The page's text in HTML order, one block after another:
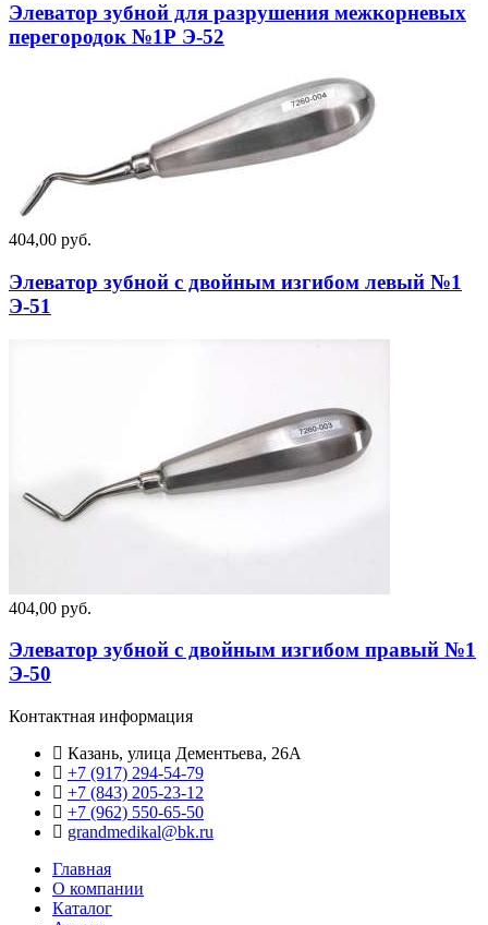
Элеватор зубной для разрушения межкорневых
перегородок №1Р Э-52
404,00 руб.
Элеватор зубной с двойным изгибом левый №1
Э-51
404,00 руб.
Элеватор зубной с двойным изгибом правый №1
Э-50
Контактная информация
Казань, улица Дементьева, 26А
+7 (917) 294-54-79
+7 (843) 205-23-12
+7 (962) 550‑65‑50‬
grandmedikal@bk.ru
Главная
О компании
Каталог